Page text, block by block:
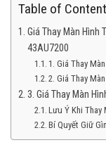
Table of
Giá Thay Màn Hình
43AU7200
1. Giá Thay
2. Giá Thay
3. Giá Thay Màn
Lưu Ý Khi Thay
Bí Quyết Giữ